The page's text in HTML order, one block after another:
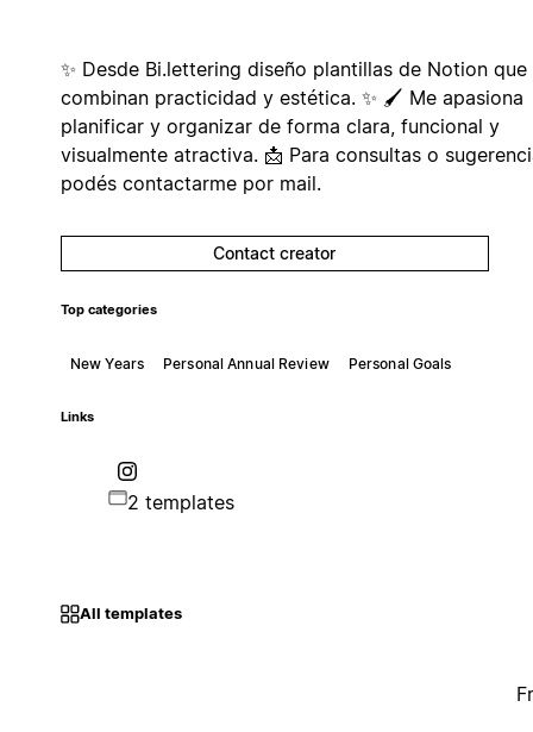
✨ Desde Bi.lettering diseño plantillas de Notion que
combinan practicidad y estética. ✨ 🖌️ Me apasiona
planificar y organizar de forma clara, funcional y
visualmente atractiva. 📩 Para consultas o
podés contactarme por mail.
Contact creator
Top categories
New Years Personal Annual Review Personal Goals
Links
2 templates
All templates